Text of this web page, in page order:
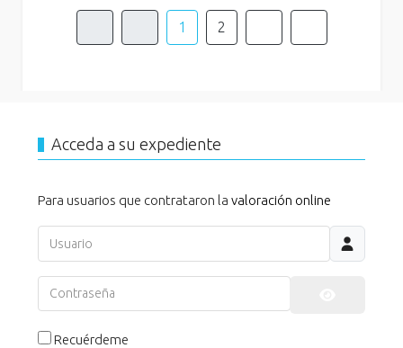
1 2
Acceda a su expediente
Para usuarios que contrataron la valoración online
Usuario
Contraseña
Recuérdeme